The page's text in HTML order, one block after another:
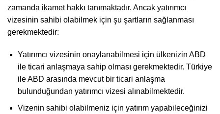
zamanda ikamet hakkı tanımaktadır. Ancak yatırımcı
vizesinin sahibi olabilmek için şu şartların sağlanması
gerekmektedir:
Yatırımcı vizesinin onaylanabilmesi için ülkenizin ABD
ile ticari anlaşmaya sahip olması gerekmektedir. Türkiye
ile ABD arasında mevcut bir ticari anlaşma
bulunduğundan yatırımcı vizesi alınabilmektedir.
Vizenin sahibi olabilmeniz için yatırım yapabileceğinizi